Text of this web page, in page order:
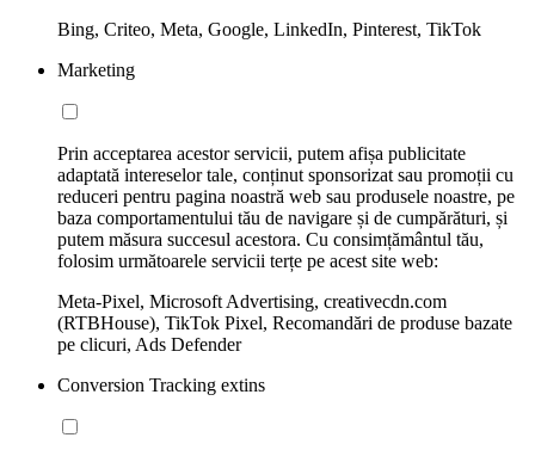
Bing, Criteo, Meta, Google, LinkedIn, Pinterest, TikTok
Marketing
Prin acceptarea acestor servicii, putem afișa publicitate
adaptată intereselor tale, conținut sponsorizat sau promoții cu
reduceri pentru pagina noastră web sau produsele noastre, pe
baza comportamentului tău de navigare și de cumpărături, și
putem măsura succesul acestora. Cu consimțământul tău,
folosim următoarele servicii terțe pe acest site web:
Meta-Pixel, Microsoft Advertising, creativecdn.com
(RTBHouse), TikTok Pixel, Recomandări de produse bazate
pe clicuri, Ads Defender
Conversion Tracking extins